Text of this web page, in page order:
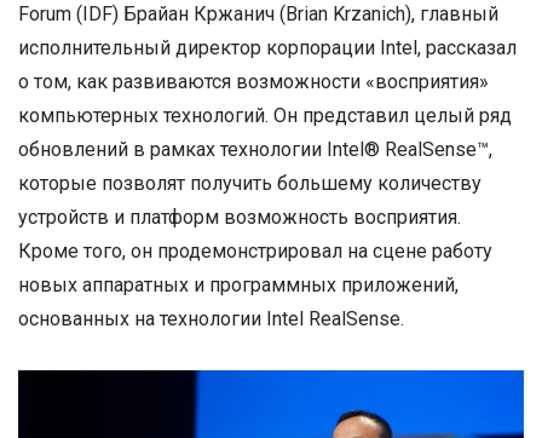
Forum (IDF) Брайан Кржанич (Brian Krzanich), главный
исполнительный директор корпорации Intel, рассказал
о том, как развиваются возможности «восприятия»
компьютерных технологий. Он представил целый ряд
обновлений в рамках технологии Intel® RealSense™,
которые позволят получить большему количеству
устройств и платформ возможность восприятия.
Кроме того, он продемонстрировал на сцене работу
новых аппаратных и программных приложений,
основанных на технологии Intel RealSense.